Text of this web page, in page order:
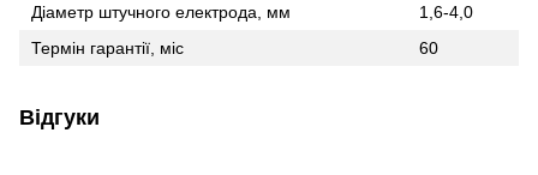
Діаметр штучного електрода, мм
1,6-4,0
Термін гарантії, міс
60
Відгуки